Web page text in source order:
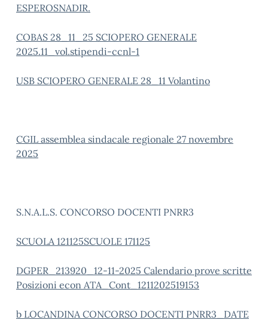
ESPEROSNADIR.
COBAS 28_11_25 SCIOPERO GENERALE
2025.11_vol.stipendi-ccnl-1
USB SCIOPERO GENERALE 28_11 Volantino
CGIL assemblea sindacale regionale 27 novembre
2025
S.N.A.L.S. CONCORSO DOCENTI PNRR3
SCUOLA 121125SCUOLE 171125
DGPER_213920_12-11-2025 Calendario prove scritte
Posizioni econ ATA_Cont_1211202519153
b LOCANDINA CONCORSO DOCENTI PNRR3_ DATE